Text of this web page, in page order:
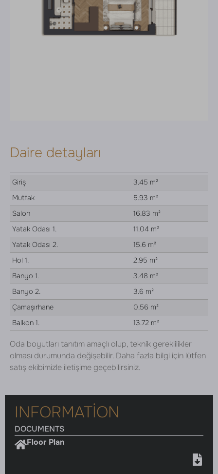
Daire detayları
Giriş
3.45 m²
Mutfak
5.93 m²
Salon
16.83 m²
Yatak Odası 1.
11.04 m²
Yatak Odası 2.
15.6 m²
Hol 1.
2.95 m²
Banyo 1.
3.48 m²
Banyo 2.
3.6 m²
Çamaşırhane
0.56 m²
Balkon 1.
13.72 m²
Oda boyutları tanıtım amaçlı olup, teknik gereklilikler
olması durumunda değişebilir. Daha fazla bilgi için lütfen
satış ekibimizle iletişime geçebilirsiniz.
INFORMATION
DOCUMENTS
Floor Plan